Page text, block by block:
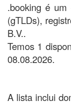
.booking é
(gTLDs),
B.V..
Temos 1
08.08.2026.
A lista inclui